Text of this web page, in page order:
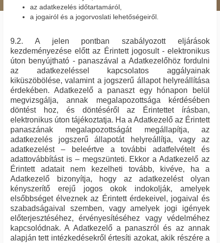
az adatkezelés időtartamáról,
a jogairól és a jogorvoslati lehetőségeiről.
9.2. A jelen pontban szabályozott eljárások
kezdeményezése előtt az Érintett jogosult - elektronikus
úton benyújtható - panaszával a Adatkezelőhöz fordulni
az adatkezeléssel kapcsolatos aggályainak
kiküszöbölése, valamint a jogszerű állapot helyreállítása
érdekében. Adatkezelő a panaszt egy hónapon belül
megvizsgálja, annak megalapozottsága kérdésében
döntést hoz, és döntéséről az Érintettet írásban,
elektronikus úton tájékoztatja. Ha a Adatkezelő az Érintett
panaszának megalapozottságát megállapítja, az
adatkezelés jogszerű állapotát helyreállítja, vagy az
adatkezelést – beleértve a további adatfelvételt és
adattovábbítást is – megszünteti. Ekkor a Adatkezelő az
Érintett adatait nem kezelheti tovább, kivéve, ha a
Adatkezelő bizonyítja, hogy az adatkezelést olyan
kényszerítő erejű jogos okok indokolják, amelyek
elsőbbséget élveznek az Érintett érdekeivel, jogaival és
szabadságaival szemben, vagy amelyek jogi igények
előterjesztéséhez, érvényesítéséhez vagy védelméhez
kapcsolódnak. A Adatkezelő a panaszról és az annak
alapján tett intézkedésekről értesíti azokat, akik részére a